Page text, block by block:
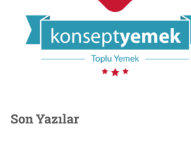
Son Yazılar